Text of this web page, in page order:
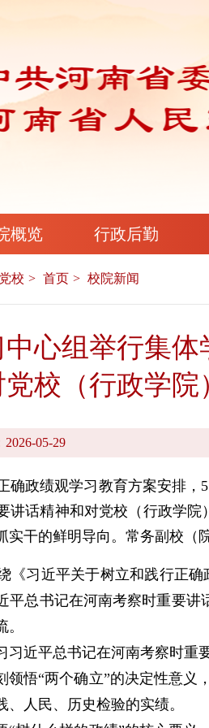
概览 行政后勤
校 首页 校院新闻
心组举行集
校（行政学
2026-05-29
绩观学习教育方案安排，5
讲话精神和对党校（行政学
干的鲜明导向。常务副校（
习近平关于树立和践行正确
平总书记在河南考察时重要
平总书记在河南考察时重
领悟“两个确立”的决定性意
人民、历史检验的实绩。